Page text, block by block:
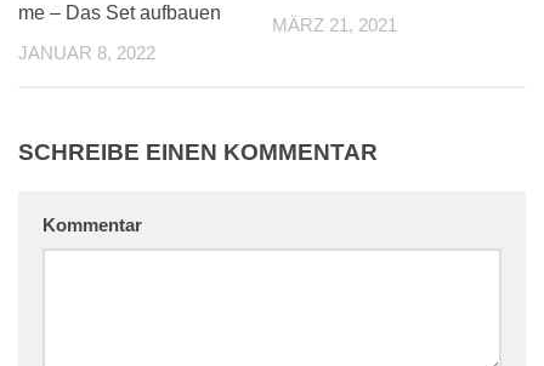
me – Das Set aufbauen
JANUAR 8, 2022
MÄRZ 21, 2021
SCHREIBE EINEN KOMMENTAR
Kommentar